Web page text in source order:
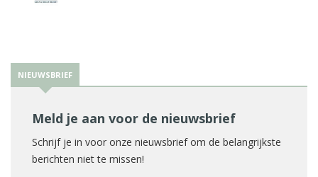
NIEUWSBRIEF
Meld je aan voor de nieuwsbrief
Schrijf je in voor onze nieuwsbrief om de belangrijkste
berichten niet te missen!